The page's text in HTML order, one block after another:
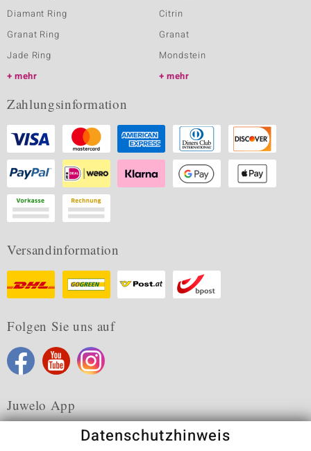
Diamant Ring
Granat Ring
Jade Ring
mehr
Citrin
Granat
Mondstein
mehr
Zahlungsinformation
Versandinformation
Folgen Sie uns auf
Juwelo App
Datenschutzhinweis